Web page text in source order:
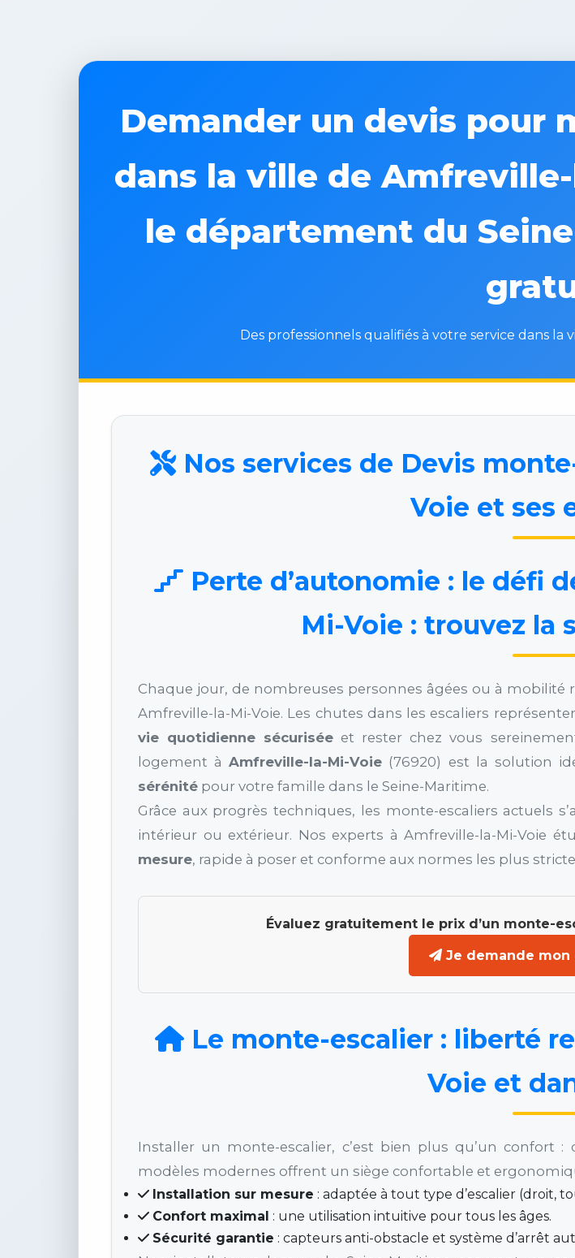
Demander un devis pour
dans la ville de
le département du
Des professionnels qualifiés à votre service dans la
Nos services de Devis
Voie et ses
Perte d’autonomie : le défi
Mi-Voie : trouvez la
Chaque jour, de nombreuses personnes âgées ou à
Amfreville-la-Mi-Voie. Les chutes dans les escaliers
vie quotidienne sécurisée et rester chez vous
logement àAmfreville-la-Mi-Voie (76920) est la solution
sérénité pour votre famille dans le Seine-Maritime.
Grâce aux progrès techniques, les monte-escaliers actuels
intérieur ou extérieur. Nos experts à Amfreville-la-Mi-Voie
mesure, rapide à poser et conforme aux normes les plus
Évaluez gratuitement le prix d’un monte-
Je demande mon
Le monte-escalier : liberté
Voie et
Installer un monte-escalier, c’est bien plus qu’un confort
modèles modernes offrent un siège confortable et
Installation sur mesure : adaptée à tout type d’escalier (droit,
Confort maximal : une utilisation intuitive pour tous les âges.
Sécurité garantie : capteurs anti-obstacle et système d’arrêt